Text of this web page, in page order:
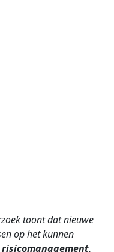
toont dat nieuwe
op het kunnen
risicomanagement,